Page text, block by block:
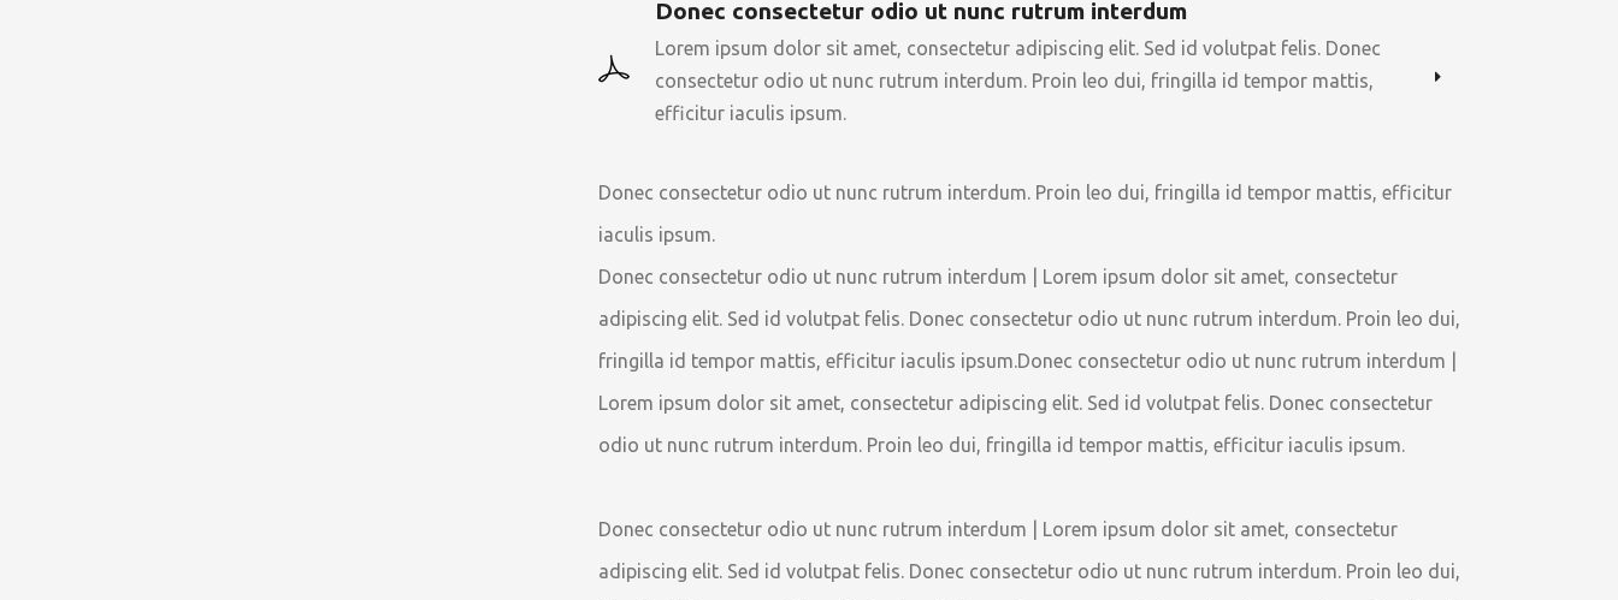
Donec consectetur odio ut nunc rutrum interdum
Lorem ipsum dolor sit amet, consectetur adipiscing elit. Sed id volutpat felis. Donec
consectetur odio ut nunc rutrum interdum. Proin leo dui, fringilla id tempor mattis,
efficitur iaculis ipsum.
Donec consectetur odio ut nunc rutrum interdum. Proin leo dui, fringilla id tempor mattis, efficitur
iaculis ipsum.
Donec consectetur odio ut nunc rutrum interdum | Lorem ipsum dolor sit amet, consectetur
adipiscing elit. Sed id volutpat felis. Donec consectetur odio ut nunc rutrum interdum. Proin leo dui,
fringilla id tempor mattis, efficitur iaculis ipsum.Donec consectetur odio ut nunc rutrum interdum |
Lorem ipsum dolor sit amet, consectetur adipiscing elit. Sed id volutpat felis. Donec consectetur
odio ut nunc rutrum interdum. Proin leo dui, fringilla id tempor mattis, efficitur iaculis ipsum.
Donec consectetur odio ut nunc rutrum interdum | Lorem ipsum dolor sit amet, consectetur
adipiscing elit. Sed id volutpat felis. Donec consectetur odio ut nunc rutrum interdum. Proin leo dui,